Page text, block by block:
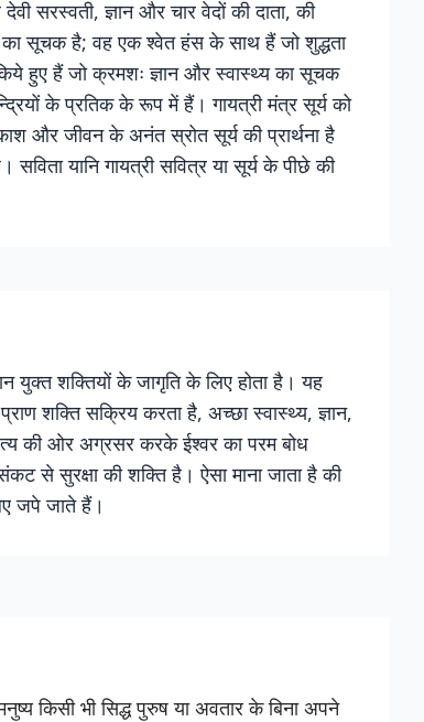
सरस्वती, ज्ञान और चार वेदों की दाता, की
का सूचक है; वह एक श्वेत हंस के साथ हैं जो शुद्धता
हुए हैं जो क्रमशः ज्ञान और स्वास्थ्य का सूचक
के प्रतिक के रूप में हैं। गायत्री मंत्र सूर्य को
और जीवन के अनंत स्रोत सूर्य की प्रार्थना है
सविता यानि गायत्री सवित्र या सूर्य के पीछे की
युक्त शक्तियों के जागृति के लिए होता है। यह
शक्ति सक्रिय करता है, अच्छा स्वास्थ्य, ज्ञान,
की ओर अग्रसर करके ईश्वर का परम बोध
से सुरक्षा की शक्ति है। ऐसा माना जाता है की
जपे जाते हैं।
किसी भी सिद्ध पुरुष या अवतार के बिना अपने